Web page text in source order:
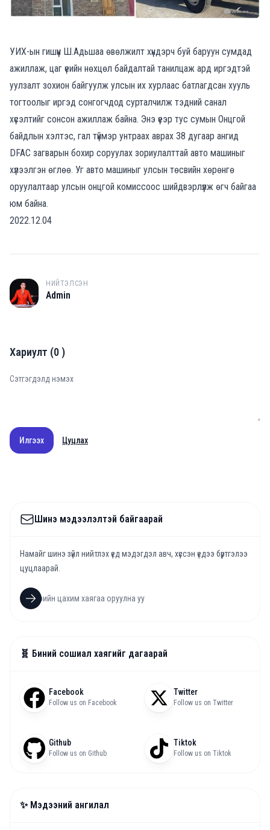
УИХ-ын гишүүн Ш.Адьшаа өвөлжилт хүндэрч буй баруун сумдад
ажиллаж, цаг үеийн нөхцөл байдалтай танилцаж ард иргэдтэй
уулзалт зохион байгуулж улсын их хурлаас батлагдсан хууль
тогтоолыг иргэд сонгогчдод сурталчилж тэдний санал
хүсэлтийг сонсон ажиллаж байна. Энэ үеэр тус сумын Онцгой
байдлын хэлтэс, гал түймэр унтраах аврах 38 дугаар ангид
DFAC загварын бохир соруулах зориулалттай авто машиныг
хүлээлгэн өглөө. Уг авто машиныг улсын төсвийн хөрөнгө
оруулалтаар улсын онцгой комиссоос шийдвэрлүүлж өгч байгаа
юм байна.
2022.12.04
A
НИЙТЭЛСЭН
Admin
Хариулт (0)
Илгээх Цуцлах
Шинэ мэдээлэлтэй байгаарай
Намайг шинэ зүйл нийтлэх үед мэдэгдэл авч, хүссэн үедээ бүртгэлээ
цуцлаарай.
🧬 Биний сошиал хаягийг дагаарай
Facebook
Follow us on Facebook
Twitter
Follow us on Twitter
Github
Follow us on Github
Tiktok
Follow us on Tiktok
✨ Мэдээний ангилал